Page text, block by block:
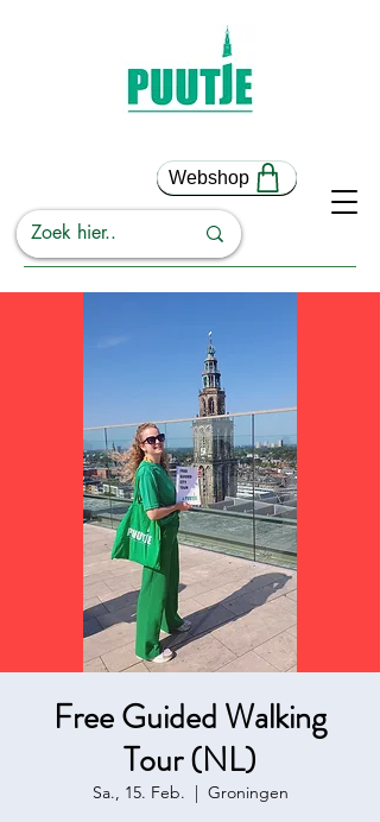
Webshop
Free Guided Walking
Tour (NL)
Sa., 15. Feb.
  |
Groningen